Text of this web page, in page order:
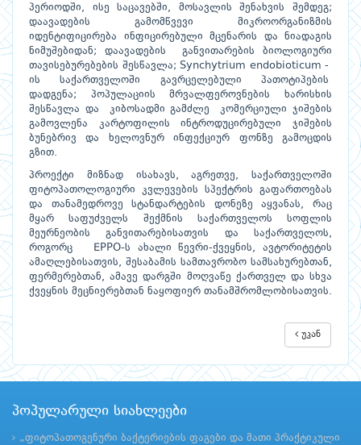
პერიოდში, ისე საცავებში, მოსავლის შენახვის შემდეგ;
დაავადების გამომწვევი მიკროორგანიზმის
იდენტიფიცირება ინფიცირებული მცენარის და ნიადაგის
ნიმუშებიდან; დაავადების განვითარების ბიოლოგიური
თავისებურებების შესწავლა; Synchytrium endobioticum -
ის საქართველოში გავრცელებული პათოტიპების
დადგენა; პოპულაციის მრვალფეროვნების ხარისხის
შესწავლა და კიბოსადმი გამძლე კომერციული ჯიშების
გამოვლენა კარტოფილის ინტროდუცირებული ჯიშების
ბუნებრივ და ხელოვნურ ინფექციურ ფონზე გამოცდის
გზით.
პროექტი მიზნად ისახავს, აგრეთვე, საქართველოში
ფიტოპათოლოგიური კვლევების სპექტრის გაფართოებას
და თანამედროვე სტანდარტების დონეზე აყვანას, რაც
მყარ საფუძველს შექმნის საქართველოს სოფლის
მეურნეობის განვითარებისათვის და საქართველოს,
როგორც EPPO-ს ახალი წევრი-ქვეყნის, ავტორიტეტის
ამაღლებისათვის, შესაბამის სამთავრობო სამსახურებთან,
ფერმერებთან, ამავე დარგში მოღვაწე ქართველ და სხვა
ქვეყნის მეცნიერებთან ნაყოფიერ თანამშრომლობისათვის.
უკან
პოპულარული სიახლეები
„ფიტოპათოგენური ბაქტერიების ფაგები და მათი პრაქტიკული